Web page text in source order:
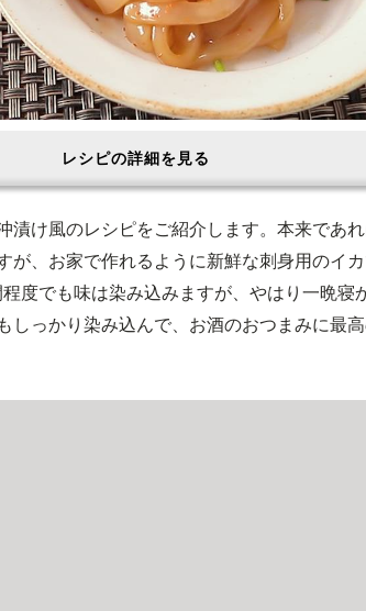
レシピの詳細を見る
漬け風のレシピをご紹介します。本来であ
が、お家で作れるように新鮮な刺身用のイ
度でも味は染み込みますが、やはり一晩寝
しっかり染み込んで、お酒のおつまみに最